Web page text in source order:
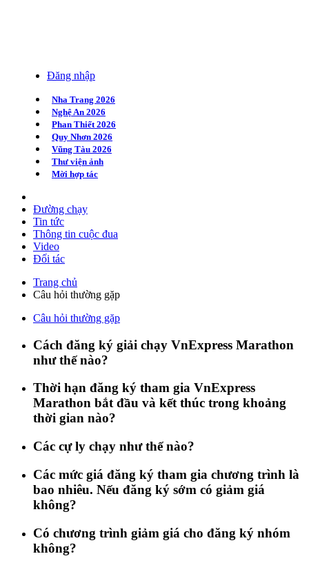
Đăng nhập
Nha Trang 2026
Nghệ An 2026
Phan Thiết 2026
Quy Nhơn 2026
Vũng Tàu 2026
Thư viện ảnh
Mời hợp tác
Đường chạy
Tin tức
Thông tin cuộc đua
Video
Đối tác
Trang chủ
Câu hỏi thường gặp
Câu hỏi thường gặp
Cách đăng ký giải chạy VnExpress Marathon
như thế nào?
Thời hạn đăng ký tham gia VnExpress
Marathon bắt đầu và kết thúc trong khoảng
thời gian nào?
Các cự ly chạy như thế nào?
Các mức giá đăng ký tham gia chương trình là
bao nhiêu. Nếu đăng ký sớm có giảm giá
không?
Có chương trình giảm giá cho đăng ký nhóm
không?